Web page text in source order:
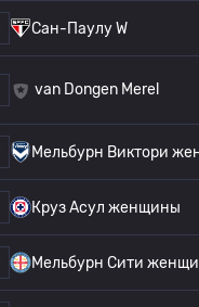
Сан-Паулу W
van Dongen Merel
Мельбурн Виктори
Круз Асул женщины
Мельбурн Сити